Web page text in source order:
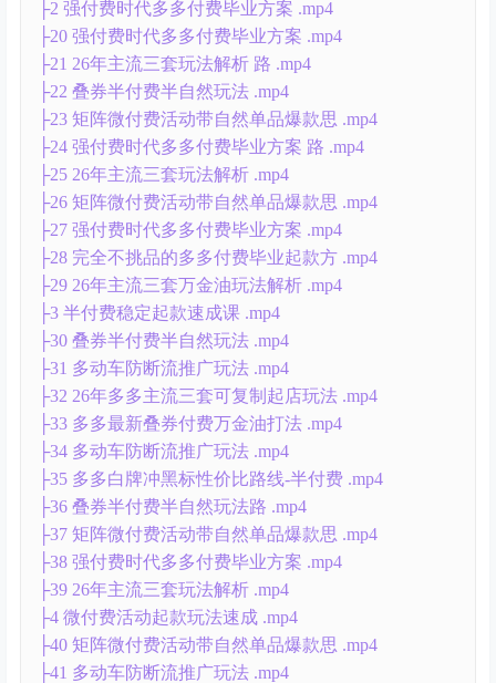
├2 强付费时代多多付费毕业方案 .mp4
├20 强付费时代多多付费毕业方案 .mp4
├21 26年主流三套玩法解析 路 .mp4
├22 叠券半付费半自然玩法 .mp4
├23 矩阵微付费活动带自然单品爆款思 .mp4
├24 强付费时代多多付费毕业方案 路 .mp4
├25 26年主流三套玩法解析 .mp4
├26 矩阵微付费活动带自然单品爆款思 .mp4
├27 强付费时代多多付费毕业方案 .mp4
├28 完全不挑品的多多付费毕业起款方 .mp4
├29 26年主流三套万金油玩法解析 .mp4
├3 半付费稳定起款速成课 .mp4
├30 叠券半付费半自然玩法 .mp4
├31 多动车防断流推广玩法 .mp4
├32 26年多多主流三套可复制起店玩法 .mp4
├33 多多最新叠券付费万金油打法 .mp4
├34 多动车防断流推广玩法 .mp4
├35 多多白牌冲黑标性价比路线-半付费 .mp4
├36 叠券半付费半自然玩法路 .mp4
├37 矩阵微付费活动带自然单品爆款思 .mp4
├38 强付费时代多多付费毕业方案 .mp4
├39 26年主流三套玩法解析 .mp4
├4 微付费活动起款玩法速成 .mp4
├40 矩阵微付费活动带自然单品爆款思 .mp4
├41 多动车防断流推广玩法 .mp4